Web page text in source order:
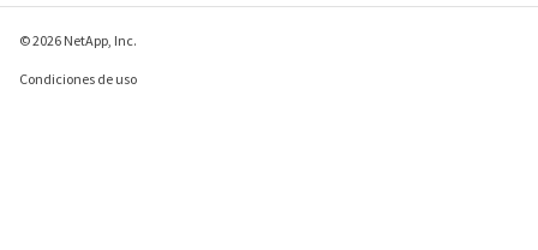
© 2026 NetApp, Inc.
Condiciones de uso